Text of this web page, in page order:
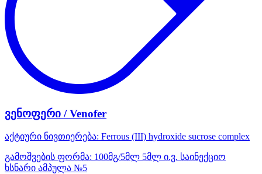
ვენოფერი / Venofer
აქტიური ნივთიერება: Ferrous (III) hydroxide sucrose complex
გამოშვების ფორმა: 100მგ/5მლ 5მლ ი.ვ. საინექციო
ხსნარი ამპულა №5